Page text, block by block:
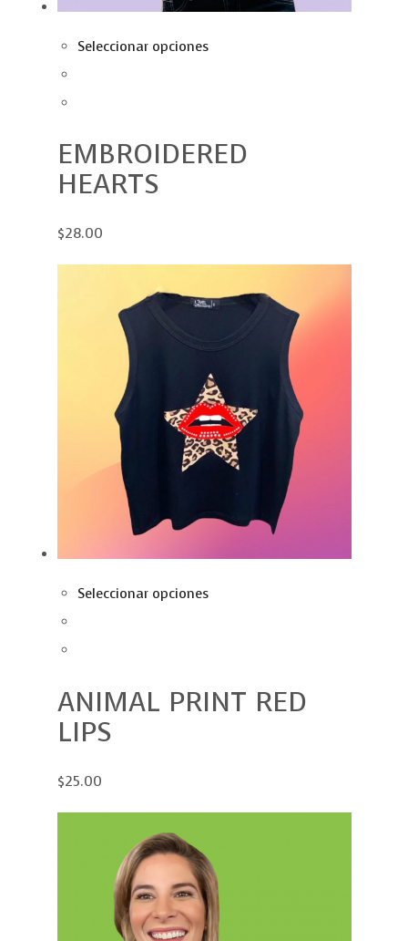
Seleccionar opciones
EMBROIDERED
HEARTS
$28.00
Seleccionar opciones
ANIMAL PRINT RED
LIPS
$25.00